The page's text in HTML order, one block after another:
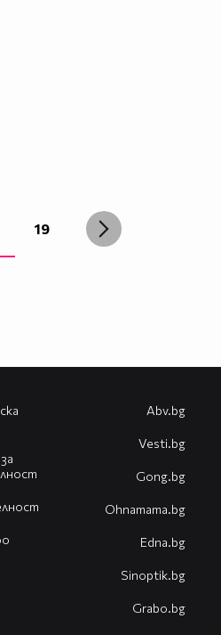
19
Abv.bg
Vesti.bg
Gong.bg
Оhnamama.bg
Edna.bg
Sinoptik.bg
Grabo.bg